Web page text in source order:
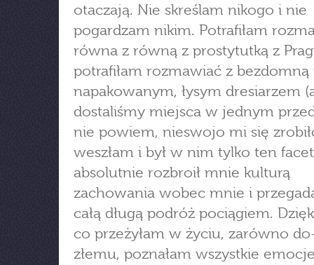
otaczają. Nie skreślam nikogo i nie
pogardzam nikim. Potrafiłam
równa z równą z prostytutką z
potrafiłam rozmawiać z bezdomną
napakowanym, łysym dresiarzem
dostaliśmy miejsca w jednym
nie powiem, nieswojo mi się
weszłam i był w nim tylko ten
absolutnie rozbroił mnie kulturą
zachowania wobec mnie i
całą długą podróż pociągiem.
co przeżyłam w życiu, zarówno
złemu, poznałam wszystkie